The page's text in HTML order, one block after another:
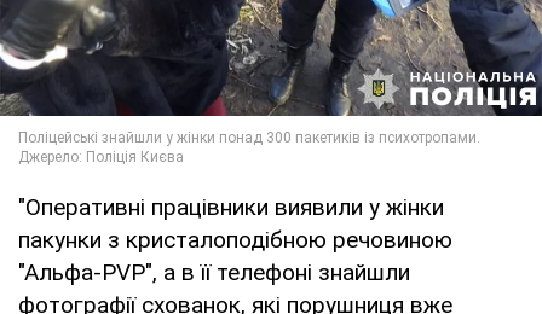
"Оперативні працівники виявили у жінки
пакунки з кристалоподібною речовиною
"Альфа-PVP", а в її телефоні знайшли
фотографії схованок, які порушниця вже